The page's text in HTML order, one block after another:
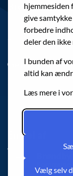
hjemmesiden
give
forbedre
deler den ikke
I bunden af
altid kan
Læs mere i
Vælg selv
Brøndby
Park Allé 160
Genveje
En del af